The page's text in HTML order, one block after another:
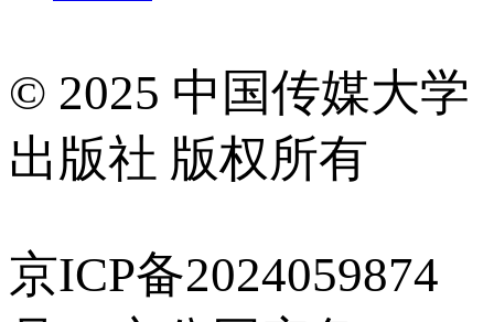
© 2025 中国传媒大学
出版社 版权所有
京ICP备2024059874